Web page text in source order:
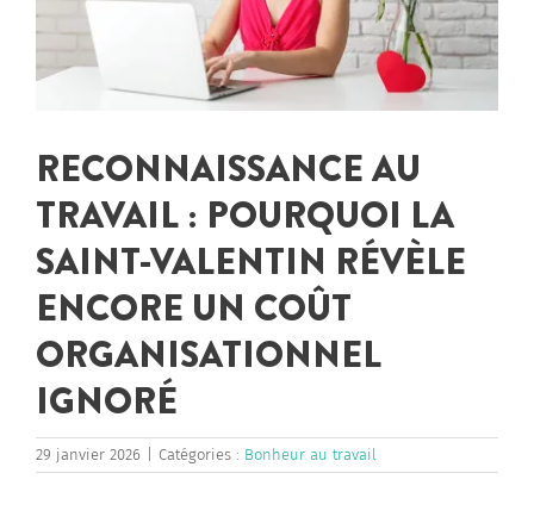
RECONNAISSANCE AU
TRAVAIL : POURQUOI LA
SAINT-VALENTIN RÉVÈLE
ENCORE UN COÛT
ORGANISATIONNEL
IGNORÉ
29 janvier 2026 Catégories : Bonheur au travail